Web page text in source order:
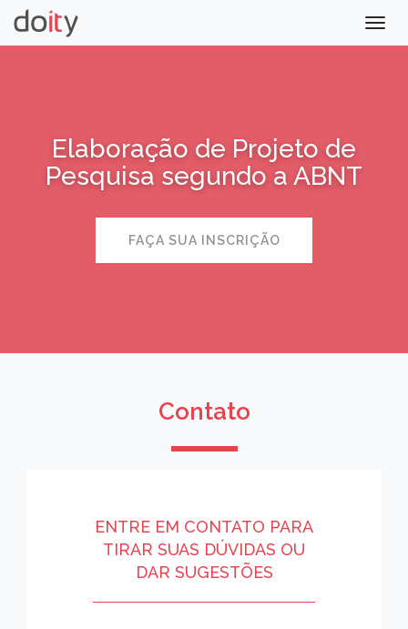
Elaboração de Projeto de
Pesquisa segundo a ABNT
FAÇA SUA INSCRIÇÃO
Contato
ENTRE EM CONTATO PARA
TIRAR SUAS DÚVIDAS OU
DAR SUGESTÕES